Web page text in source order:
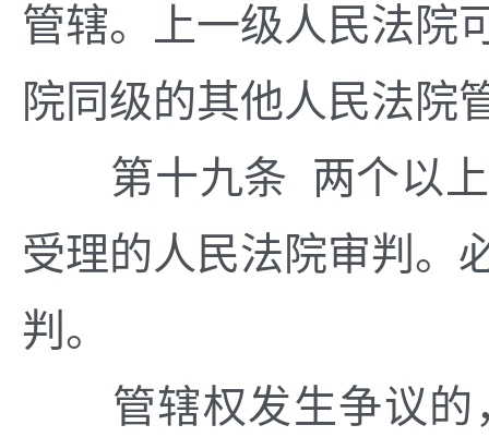
管辖。上一级人民法院
院同级的其他人民法院
第十九条 两个以上
受理的人民法院审判。
判。
管辖权发生争议的